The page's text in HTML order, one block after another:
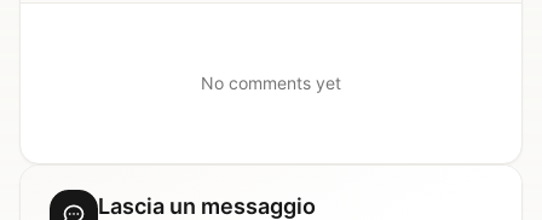
No comments yet
Lascia un messaggio